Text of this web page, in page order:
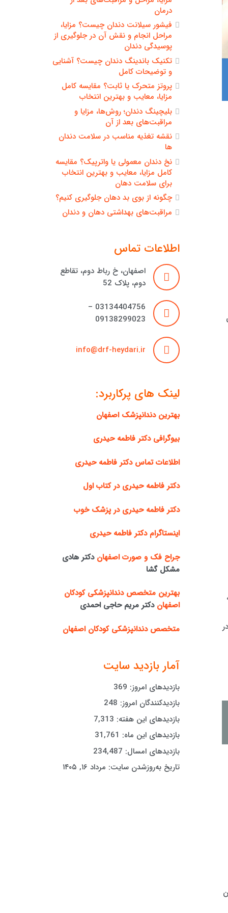
درمان
فیشور سیلانت دندان چیست؟ مزایا،
مراحل انجام و نقش آن در جلوگیری از
پوسیدگی دندان
تکنیک باندینگ دندان چیست؟ آشنایی
و توضیحات کامل
پروتز متحرک یا ثابت؟ مقایسه کامل
مزایا، معایب و بهترین انتخاب
بلیچینگ دندان؛ روش‌ها، مزایا و
مراقبت‌های بعد از آن
نقشه تغذیه مناسب در سلامت دندان
ها
نخ دندان معمولی یا واترپیک؟ مقایسه
کامل مزایا، معایب و بهترین انتخاب
برای سلامت دهان
چگونه از بوی بد دهان جلوگیری کنیم؟
مراقبت‌های بهداشتی دهان و دندان
اطلاعات تماس
اصفهان، خ رباط دوم، تقاطع
دوم، پلاک 52
03134404756 –
09138299023
info@drf-heydari.ir
لینک های پرکاربرد:
بهترین دندانپزشک اصفهان
بیوگرافی دکتر فاطمه حیدری
اطلاعات تماس دکتر فاطمه حیدری
دکتر فاطمه حیدری در کتاب اول
دکتر فاطمه حیدری در پزشک خوب
اینستاگرام دکتر فاطمه حیدری
جراح فک و صورت اصفهان دکتر هادی
مشکل گشا
بهترین متخصص دندانپزشکی کودکان
اصفهان دکتر مریم حاجی احمدی
متخصص دندانپزشکی کودکان اصفهان
آمار بازدید سایت
بازدیدهای امروز: 369
بازدیدکنندگان امروز: 248
بازدیدهای این هفته: 7,313
بازدیدهای این ماه: 31,761
بازدیدهای امسال: 234,487
تاریخ به‌روزشدن سایت: مرداد ۱۶, ۱۴۰۵